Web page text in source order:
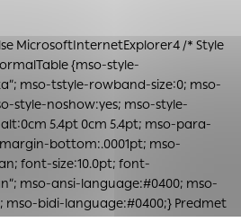
MicrosoftInternetExplorer4/* Style
{mso-style-
mso-tstyle-rowband-size:0; mso-
style-noshow:yes; mso-style-
5.4pt 0cm 5.4pt; mso-para-
bottom:.0001pt; mso-
font-size:10.0pt; font-
mso-ansi-language:#0400; mso-
bidi-language:#0400;} Predmet
prevádzkovateľovi stránok
stránok stránku používajú, aby
a ponúknuť im lepšiu
zbierajú anonymne a nie je
osobou.
všetko